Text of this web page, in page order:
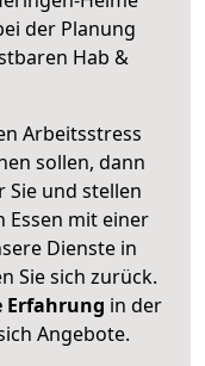
der Planung
Hab &
Arbeitsstress
sollen, dann
und stellen
Essen mit einer
Dienste in
Sie sich zurück.
Erfahrung in der
Angebote.